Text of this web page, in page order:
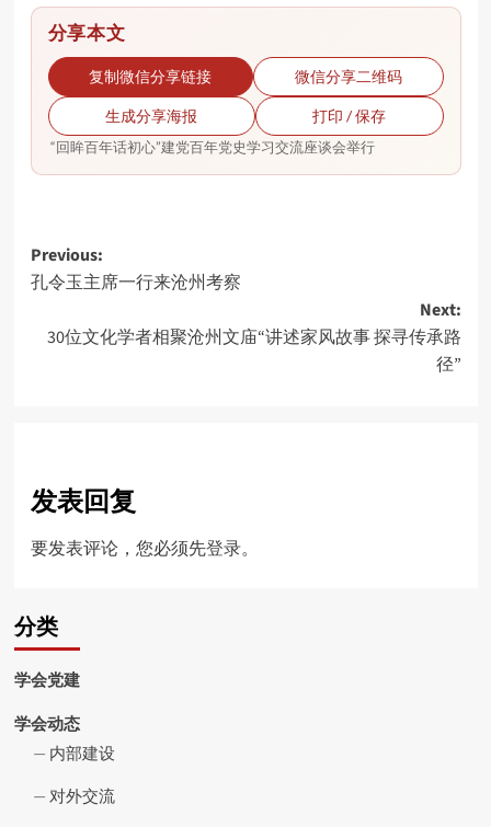
分享本文
复制微信分享链接 微信分享二维码
生成分享海报 打印 / 保存
“回眸百年话初心”建党百年党史学习交流座谈会举行
Post
navigation
Previous:
孔令玉主席一行来沧州考察
Next:
30位文化学者相聚沧州文庙“讲述家风故事 探寻传承路
径”
发表回复
要发表评论，您必须先登录。
分类
学会党建
学会动态
内部建设
对外交流